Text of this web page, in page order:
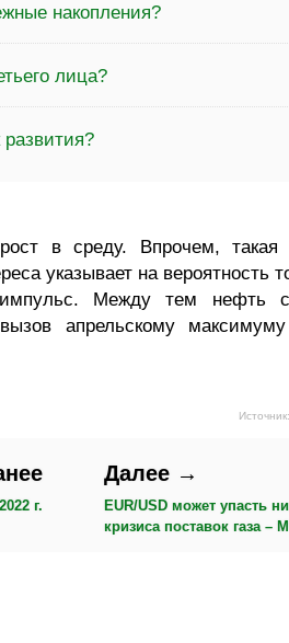
накопления?
лица?
развития?
в среду. Впрочем,
указывает на вероятность
импульс. Между тем нефть
апрельскому
г.
Далее →
EUR/USD может упасть
кризиса поставок газа –